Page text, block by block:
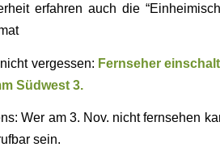
erfahren auch die
vergessen: Fernseher
Südwest 3.
Wer am 3. Nov. nicht fernsehen
sein.